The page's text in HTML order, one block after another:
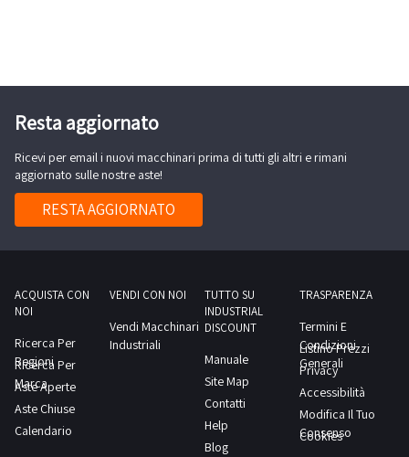
Resta aggiornato
Ricevi per email i nuovi macchinari prima di tutti gli altri e rimani
aggiornato sulle nostre aste!
RESTA AGGIORNATO
ACQUISTA CON
NOI
Ricerca Per
Regioni
Ricerca Per
Marca
Aste Aperte
Aste Chiuse
Calendario
VENDI CON NOI
Vendi Macchinari
Industriali
TUTTO SU
INDUSTRIAL
DISCOUNT
Manuale
Site Map
Contatti
Help
Blog
TRASPARENZA
Termini E
Condizioni
Generali
Listino Prezzi
Privacy
Accessibilità
Modifica Il Tuo
Consenso
Cookies